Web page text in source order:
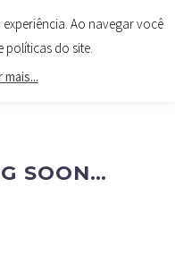
SOON…
Ao navegar você
políticas do site.
mais...